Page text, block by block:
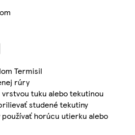
Termisil
rúry
tuku alebo tekutinou
studené tekutiny
horúcu utierku alebo